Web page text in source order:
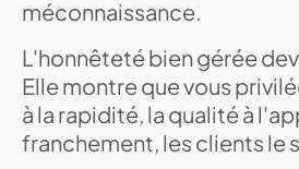
méconnaissance.
L'honnêteté bien gérée
Elle montre que vous
à la rapidité, la qualité à
franchement, les clients le